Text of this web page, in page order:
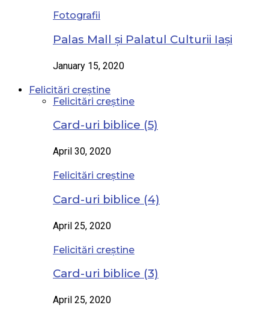
Fotografii
Palas Mall și Palatul Culturii Iași
January 15, 2020
Felicitări creștine
Felicitări creștine
Card-uri biblice (5)
April 30, 2020
Felicitări creștine
Card-uri biblice (4)
April 25, 2020
Felicitări creștine
Card-uri biblice (3)
April 25, 2020